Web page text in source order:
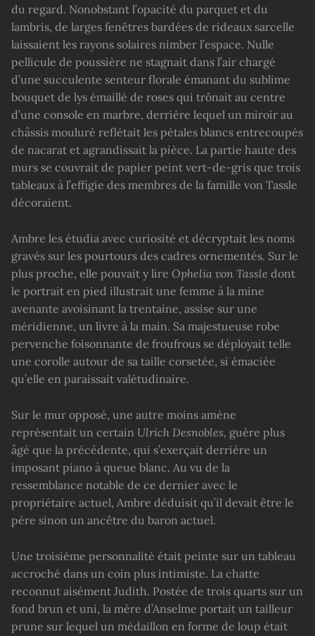
du regard. Nonobstant l’opacité du parquet et du
lambris, de larges fenêtres bardées de rideaux sarcelle
laissaient les rayons solaires nimber l’espace. Nulle
pellicule de poussière ne stagnait dans l’air chargé
d’une succulente senteur florale émanant du sublime
bouquet de lys émaillé de roses qui trônait au centre
d’une console en marbre, derrière lequel un miroir au
châssis mouluré reflétait les pétales blancs entrecoupés
de nacarat et agrandissait la pièce. La partie haute des
murs se couvrait de papier peint vert-de-gris que trois
tableaux à l’effigie des membres de la famille von Tassle
décoraient.
Ambre les étudia avec curiosité et décryptait les noms
gravés sur les pourtours des cadres ornementés. Sur le
plus proche, elle pouvait y lire Ophelia von Tassle dont
le portrait en pied illustrait une femme à la mine
avenante avoisinant la trentaine, assise sur une
méridienne, un livre à la main. Sa majestueuse robe
pervenche foisonnante de froufrous se déployait telle
une corolle autour de sa taille corsetée, si émaciée
qu’elle en paraissait valétudinaire.
Sur le mur opposé, une autre moins amène
représentait un certain Ulrich Desnobles, guère plus
âgé que la précédente, qui s’exerçait derrière un
imposant piano à queue blanc. Au vu de la
ressemblance notable de ce dernier avec le
propriétaire actuel, Ambre déduisit qu’il devait être le
père sinon un ancêtre du baron actuel.
Une troisième personnalité était peinte sur un tableau
accroché dans un coin plus intimiste. La chatte
reconnut aisément Judith. Postée de trois quarts sur un
fond brun et uni, la mère d’Anselme portait un tailleur
prune sur lequel un médaillon en forme de loup était